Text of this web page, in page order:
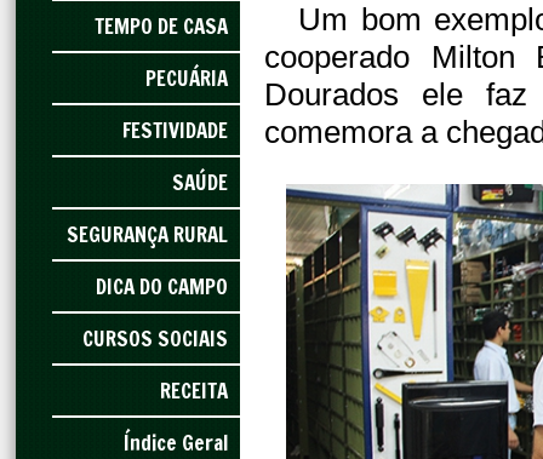
TEMPO DE CASA
PECUÁRIA
FESTIVIDADE
SAÚDE
SEGURANÇA RURAL
DICA DO CAMPO
CURSOS SOCIAIS
RECEITA
Índice Geral
Um bom
cooperado
Dourados ele
comemora a